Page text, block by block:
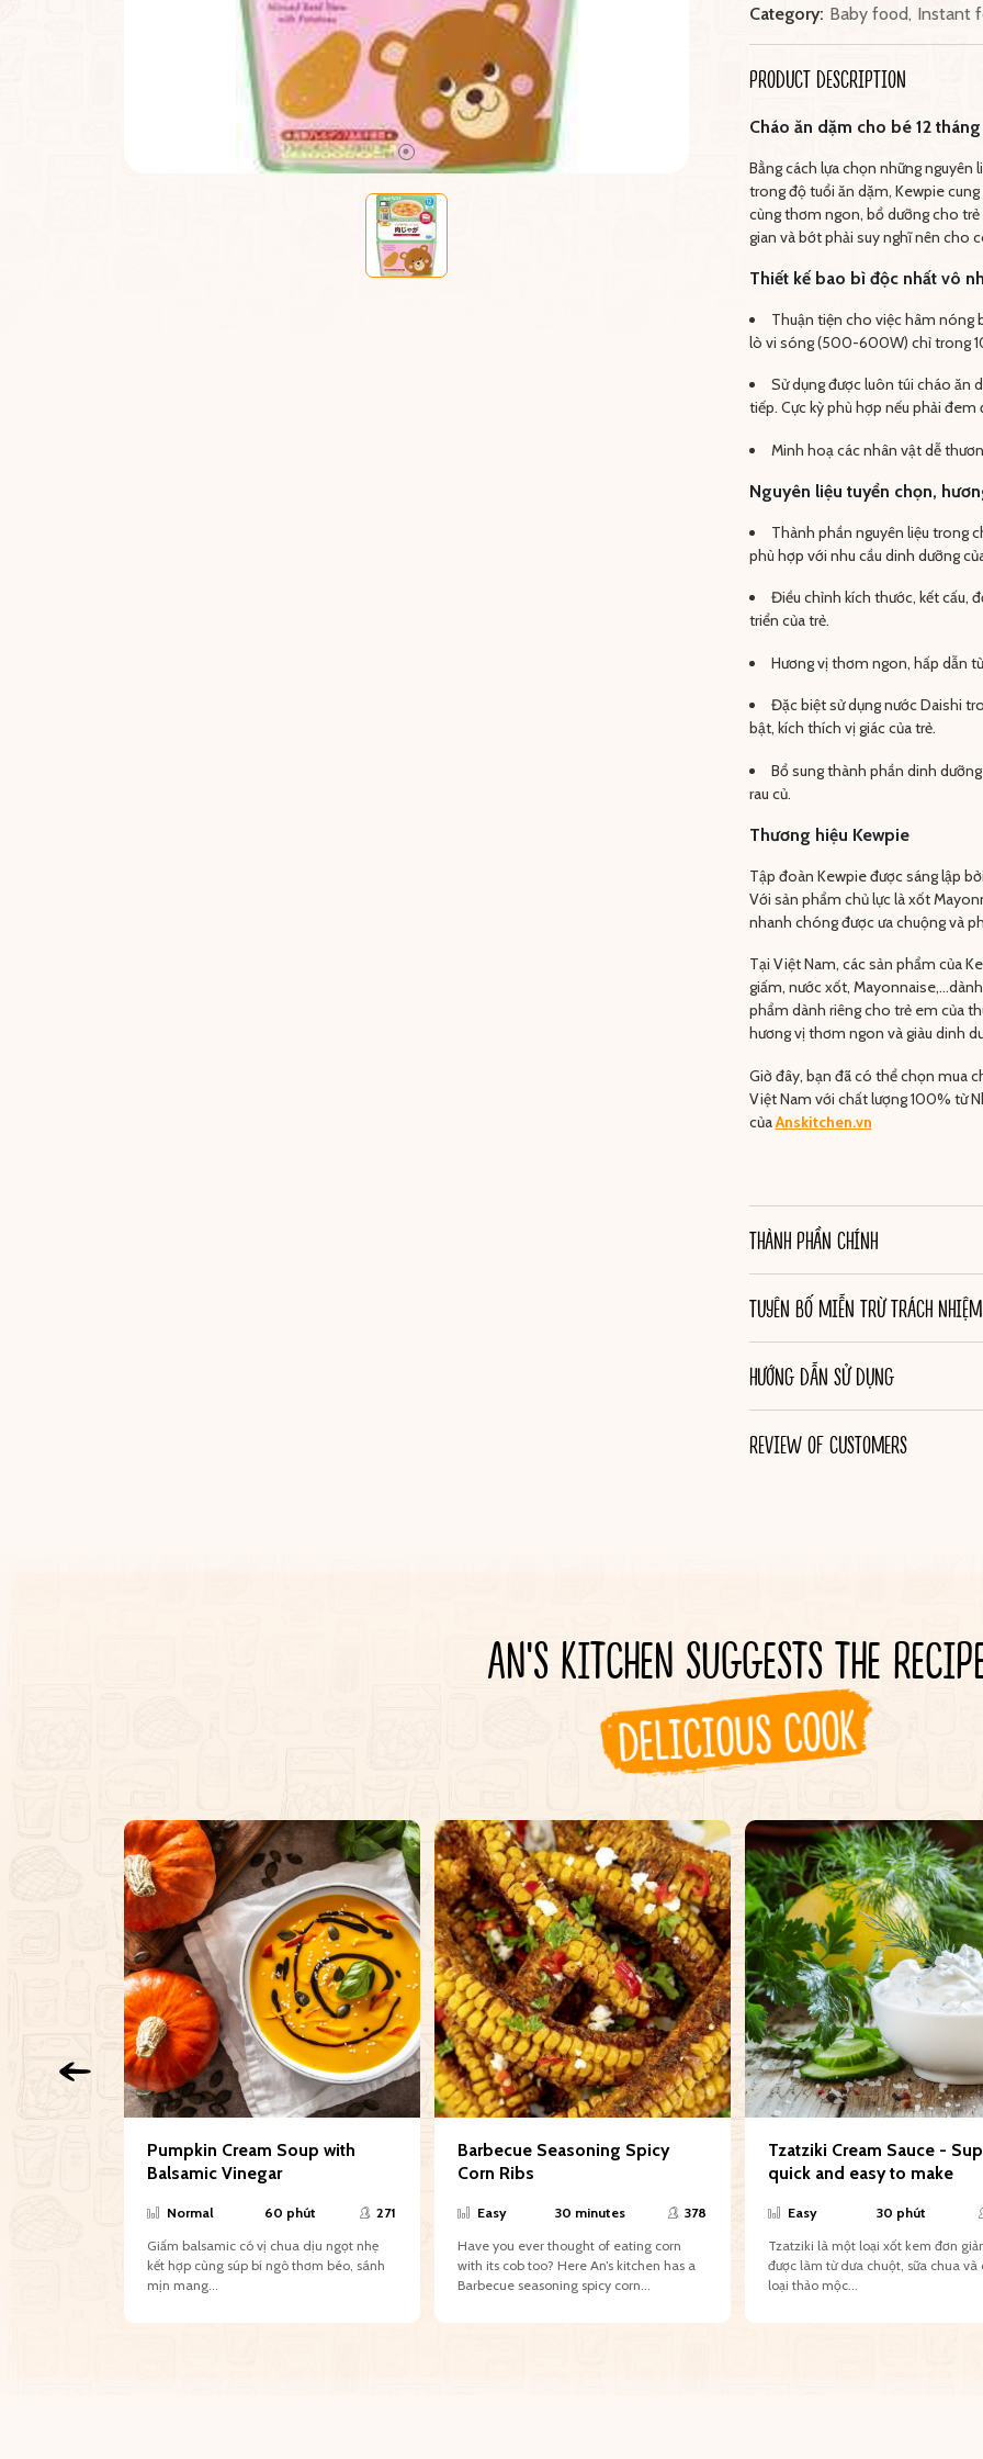
Category: Baby food, Instant
PRODUCT DESCRIPTION
Cháo ăn dặm cho bé 12
Bằng cách lựa chọn những nguyên
trong độ tuổi ăn dặm, Kewpie
cùng thơm ngon, bổ dưỡng cho trẻ
gian và bớt phải suy nghĩ nên cho
Thiết kế bao bì độc nhất vô
Thuận tiện cho việc hâm nóng
lò vi sóng (500-600W) chỉ trong
Sử dụng được luôn túi cháo ăn
tiếp. Cực kỳ phù hợp nếu phải
Minh hoạ các nhân vật dễ
Nguyên liệu tuyển chọn,
Thành phần nguyên liệu trong
phù hợp với nhu cầu dinh dưỡng
Điều chỉnh kích thước, kết cấu,
triển của trẻ.
Hương vị thơm ngon, hấp dẫn
Đặc biệt sử dụng nước Daishi
bật, kích thích vị giác của trẻ.
Bổ sung thành phần dinh
rau củ.
Thương hiệu Kewpie
Tập đoàn Kewpie được sáng lập
Với sản phẩm chủ lực là xốt
nhanh chóng được ưa chuộng và
Tại Việt Nam, các sản phẩm của
giấm, nước xốt,
phẩm dành riêng cho trẻ em của
hương vị thơm ngon và giàu dinh
Giờ đây, bạn đã có thể chọn mua
Việt Nam với chất lượng 100% từ
củaAnskitchen.vn
THÀNH PHẦN CHÍNH
TUYÊN BỐ MIỄN TRỪ TRÁCH NHIỆM
HƯỚNG DẪN SỬ DỤNG
REVIEW OF CUSTOMERS
AN'S KITCHEN SUGGESTS THE
DELICIOUS COOK
Pumpkin Cream Soup with
Balsamic Vinegar
Normal 60 phút 271
Giấm balsamic có vị chua dịu ngọt nhẹ
kết hợp cùng súp bí ngô thơm béo, sánh
mịn mang...
Barbecue Seasoning Spicy
Corn Ribs
Easy 30 minutes 378
Have you ever thought of eating corn
with its cob too? Here An’s kitchen has a
Barbecue seasoning spicy corn...
Tzatziki Cream Sauce -
quick and easy to make
Easy 30 phút
Tzatziki là một loại xốt kem đơn
được làm từ dưa chuột, sữa chua và
loại thảo mộc...